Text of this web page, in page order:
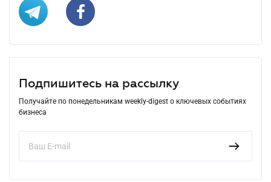
Подпишитесь на рассылку
Получайте по понедельникам weekly-digest о ключевых событиях
бизнеса